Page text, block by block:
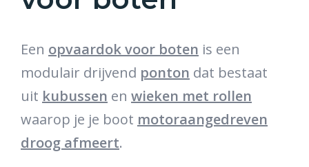
Een opvaardok voor boten is een
modulair drijvend ponton dat bestaat
uit kubussen en wieken met rollen
waarop je je boot motoraangedreven
droog afmeert.